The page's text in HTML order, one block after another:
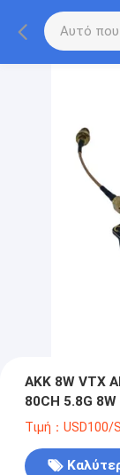
AKK 8W VTX
80CH 5.8G
Audio
Τιμή：USD100/